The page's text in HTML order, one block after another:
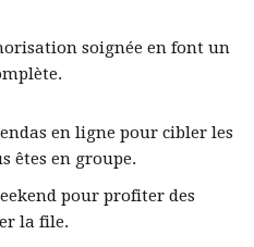
soignée en font un
en ligne pour cibler les
êtes en groupe.
pour profiter des
la file.